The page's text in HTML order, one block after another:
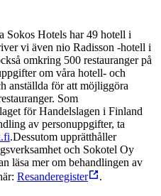
Sokos Hotels har 49 hotell i
vi även nio Radisson -hotell i
omkring 500 restauranger på
om våra hotell- och
anställda för att möjliggöra
Som
för Handelslagen i Finland
av personuppgifter, ta
.Dessutom upprätthåller
och Sokotel Oy
läsa mer om behandlingen av
Resanderegister .